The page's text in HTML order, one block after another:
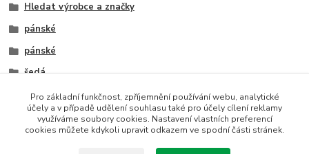
Hledat výrobce a značky
pánské
pánské
šedá
černá
krémová
Pro základní funkčnost, zpříjemnění používání webu, analytické
účely a v případě udělení souhlasu také pro účely cílení reklamy
využíváme soubory cookies. Nastavení vlastních preferencí
cookies můžete kdykoli upravit odkazem ve spodní části stránek.